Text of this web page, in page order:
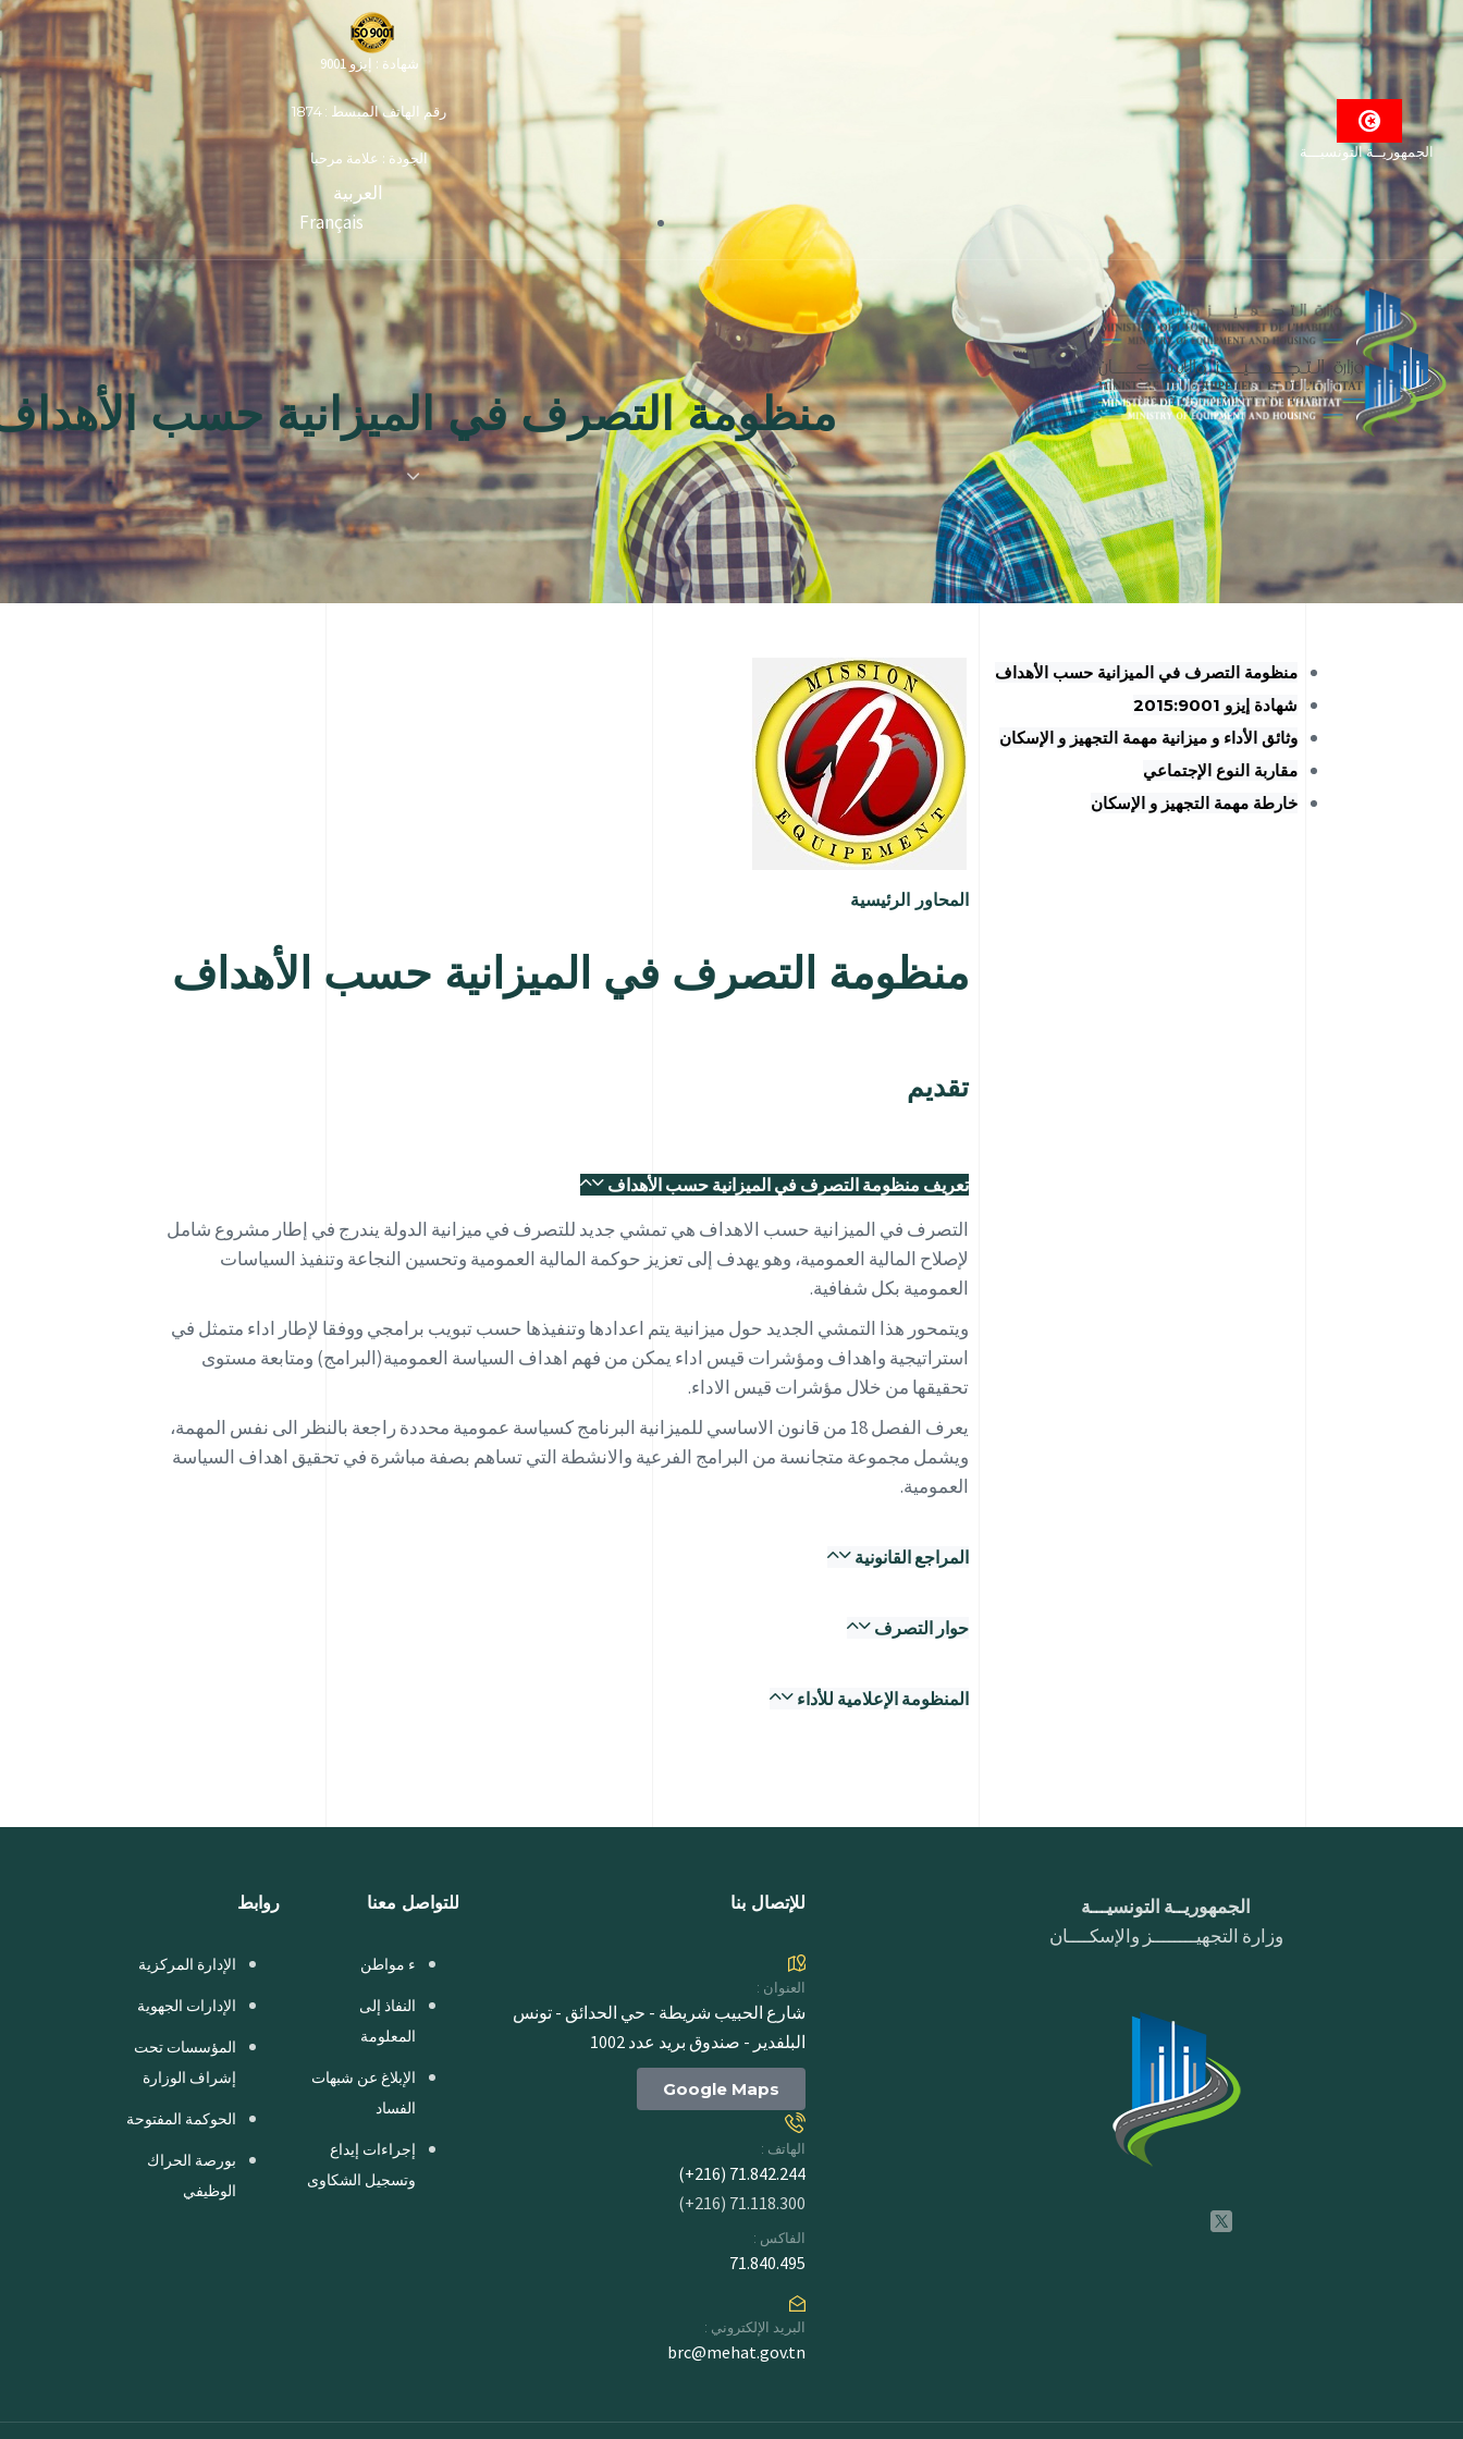
الجمهوريــة التونسيـــة
شهادة : إيزو 9001
رقم الهاتف المبسط : 1874
الجودة : علامة مرحبا
العربية
Français
منظومة التصرف في الميزانية حسب
منظومة التصرف في الميزانية حسب الأهداف
شهادة إيزو 2015:9001
وثائق الأداء و ميزانية مهمة التجهيز و الإسكان
مقاربة النوع الإجتماعي
خارطة مهمة التجهيز و الإسكان
المحاور الرئيسية
منظومة التصرف في الميزانية حسب الأهداف
تقديم
تعريف منظومة التصرف في الميزانية حسب الأهداف
التصرف في الميزانية حسب الاهداف هي تمشي جديد للتصرف في ميزانية الدولة يندرج في إطار مشروع شامل
لإصلاح المالية العمومية، وهو يهدف إلى تعزيز حوكمة المالية العمومية وتحسين النجاعة وتنفيذ السياسات
العمومية بكل شفافية.
ويتمحور هذا التمشي الجديد حول ميزانية يتم اعدادها وتنفيذها حسب تبويب برامجي ووفقا لإطار اداء متمثل في
استراتيجية واهداف ومؤشرات قيس اداء يمكن من فهم اهداف السياسة العمومية(البرامج) ومتابعة مستوى
تحقيقها من خلال مؤشرات قيس الاداء.
يعرف الفصل 18 من قانون الاساسي للميزانية البرنامج كسياسة عمومية محددة راجعة بالنظر الى نفس المهمة،
ويشمل مجموعة متجانسة من البرامج الفرعية والانشطة التي تساهم بصفة مباشرة في تحقيق اهداف السياسة
العمومية.
المراجع القانونية
حوار التصرف
المنظومة الإعلامية للأداء
الجمهوريــة التونسيـــة
وزارة التجهيــــــــز والإسكــــان
للإتصال بنا
العنوان :
شارع الحبيب شريطة - حي الحدائق - تونس
البلفدير - صندوق بريد عدد 1002
Google Maps
الهاتف :
71.842.244 (216+)
71.118.300 (216+)
الفاكس :
71.840.495
البريد الإلكتروني :
brc@mehat.gov.tn
للتواصل معنا
ء مواطن
النفاذ إلى
المعلومة
الإبلاغ عن شبهات
الفساد
إجراءات إيداع
وتسجيل الشكاوى
روابط
الإدارة المركزية
الإدارات الجهوية
المؤسسات تحت
إشراف الوزارة
الحوكمة المفتوحة
بورصة الحراك
الوظيفي